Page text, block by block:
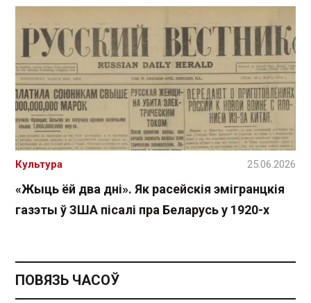
«Жыць ёй два дні». Як расейскія эмігранцкія
газэты ў ЗША пісалі пра Беларусь у 1920-х
Культура 25.06.2026
ПОВЯЗЬ ЧАСОЎ